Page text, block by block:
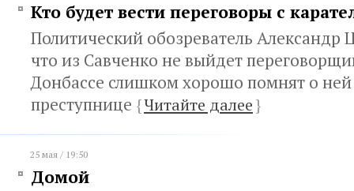
Кто будет вести переговоры с
Политический обозреватель Александр
что из Савченко не выйдет
Донбассе слишком хорошо помнят о
преступнице {Читайте далее}
25 мая / 19:50
Домой